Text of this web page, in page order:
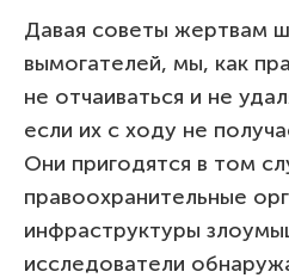
Давая советы жертвам
вымогателей, мы, как
не отчаиваться и не
если их с ходу не
Они пригодятся в том
правоохранительные
инфраструктуры
исследователи